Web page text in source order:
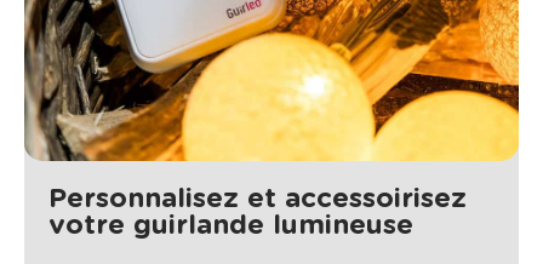
Personnalisez et accessoirisez
votre guirlande lumineuse